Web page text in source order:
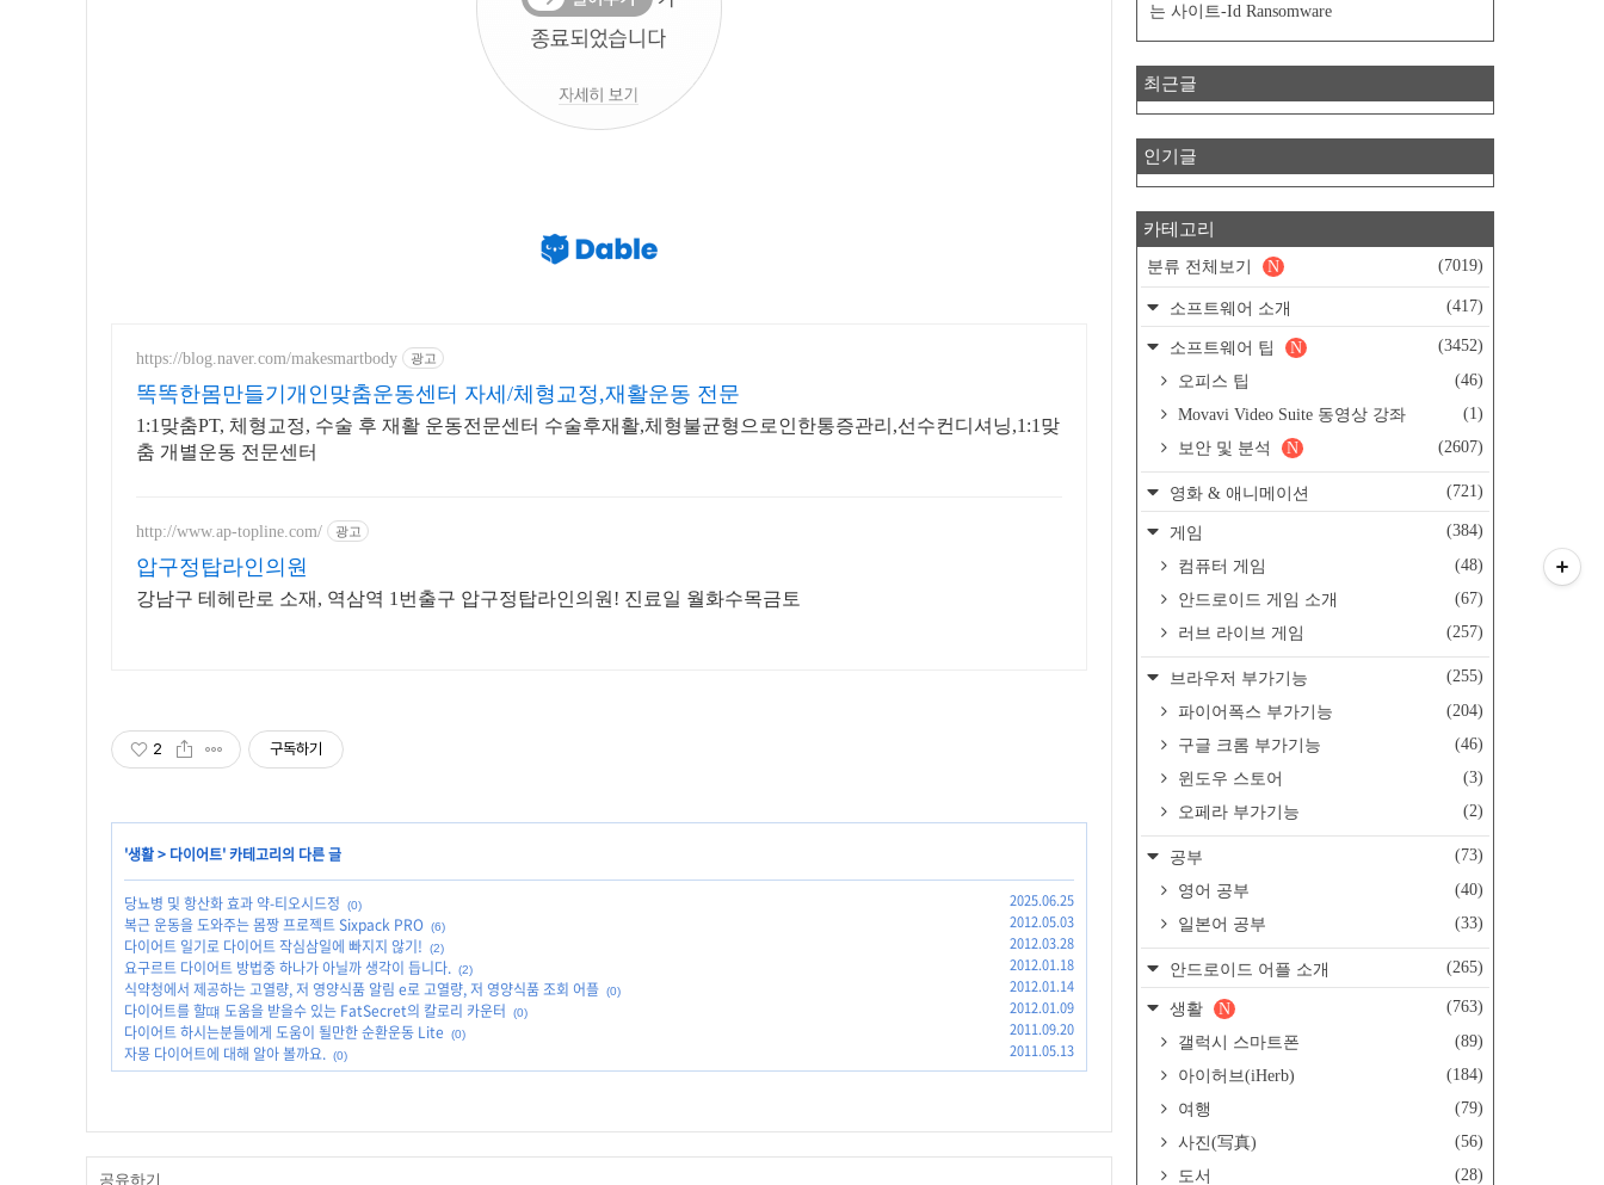
https://blog.naver.com/makesmartbody 광고
똑똑한몸만들기개인맞춤운동센터 자세/체형교정,재활운동 전문
1:1맞춤PT, 체형교정, 수술 후 재활 운동전문센터 수술후재활,체형불균형으로인한통증관리,선수컨디셔닝,1:1맞
춤 개별운동 전문센터
http://www.ap-topline.com/ 광고
압구정탑라인의원
강남구 테헤란로 소재, 역삼역 1번출구 압구정탑라인의원! 진료일 월화수목금토
2 구독하기
'생활> 다이어트' 카테고리의 다른 글
당뇨병 및 항산화 효과 약-티오시드정 (0) 2025.06.25
복근 운동을 도와주는 몸짱 프로젝트 Sixpack PRO (6) 2012.05.03
다이어트 일기로 다이어트 작심삼일에 빠지지 않기! (2) 2012.03.28
요구르트 다이어트 방법중 하나가 아닐까 생각이 듭니다. (2) 2012.01.18
식약청에서 제공하는 고열량, 저 영양식품 알림 e로 고열량, 저 영양식품 조회 어플 (0) 2012.01.14
다이어트를 할떄 도움을 받을수 있는 FatSecret의 칼로리 카운터 (0) 2012.01.09
다이어트 하시는분들에게 도움이 될만한 순환운동 Lite (0) 2011.09.20
자몽 다이어트에 대해 알아 볼까요. (0) 2011.05.13
공유하기
는 사이트-Id Ransomware
최근글
인기글
카테고리
분류 전체보기 (7019)
N
소프트웨어 소개 (417)
소프트웨어 팁 (3452)
N
오피스 팁
(46)
Movavi Video Suite 동영상 강좌
(1)
보안 및 분석
(2607)
N
영화 & 애니메이션 (721)
게임
(384)
컴퓨터 게임
(48)
안드로이드 게임 소개
(67)
러브 라이브 게임
(257)
브라우저 부가기능
(255)
파이어폭스 부가기능
(204)
구글 크롬 부가기능
(46)
윈도우 스토어
(3)
오페라 부가기능
(2)
공부
(73)
영어 공부
(40)
일본어 공부
(33)
안드로이드 어플 소개 (265)
생활 (763)
N
갤럭시 스마트폰
(89)
아이허브(iHerb)
(184)
여행
(79)
사진(写真)
(56)
도서
(28)